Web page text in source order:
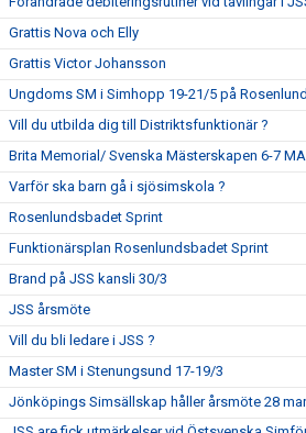
Grattis Nova och Elly
Grattis Victor Johansson
Ungdoms SM i Simhopp 19-21/5 på
Vill du utbilda dig till Distriktsfunktionär ?
Brita Memorial/ Svenska Mästerskapen 6-7
Varför ska barn gå i sjösimskola ?
Rosenlundsbadet Sprint
Funktionärsplan Rosenlundsbadet Sprint
Brand på JSS kansli 30/3
JSS årsmöte
Vill du bli ledare i JSS ?
Master SM i Stenungsund 17-19/3
Jönköpings Simsällskap håller årsmöte 28